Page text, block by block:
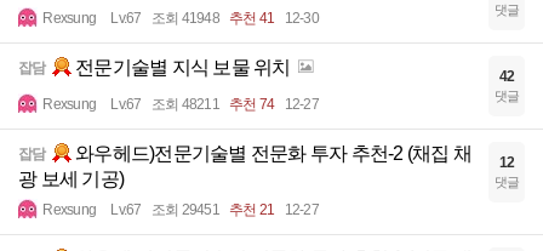
Rexsung Lv.67 조회 41948 추천 41 12-30 댓글
잡담 전문기술별 지식 보물 위치
Rexsung Lv.67 조회 48211 추천 74 12-27
42
댓글
잡담
와우헤드)전문기술별 전문화 투자 추천-2 (채집 채
광 보세 기공)
Rexsung Lv.67 조회 29451 추천 21 12-27
12
댓글